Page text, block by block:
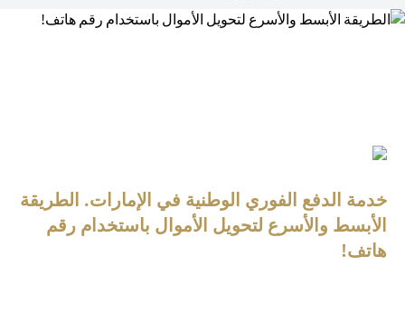
خدمة الدفع الفوري الوطنية في الإمارات. الطريقة
الأبسط والأسرع لتحويل الأموال باستخدام رقم
هاتف!